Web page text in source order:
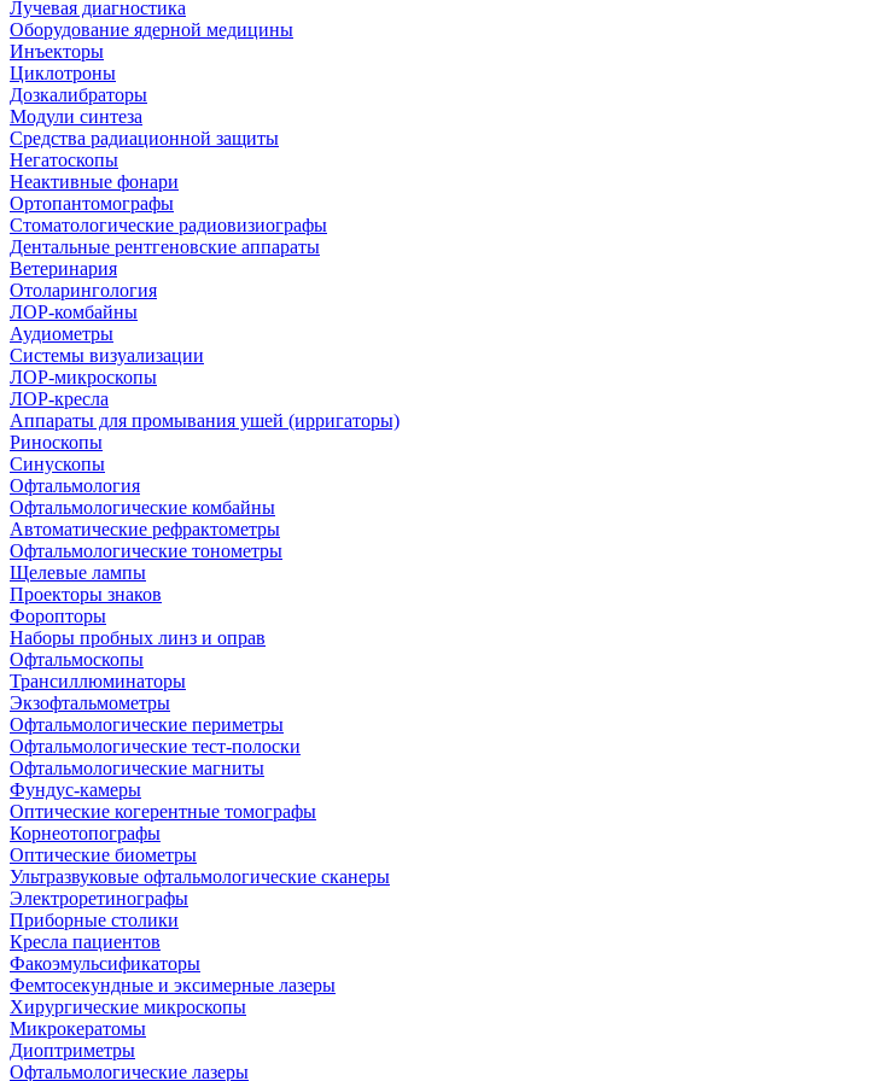
Лучевая диагностика
Оборудование ядерной медицины
Инъекторы
Циклотроны
Дозкалибраторы
Модули синтеза
Средства радиационной защиты
Негатоскопы
Неактивные фонари
Ортопантомографы
Стоматологические радиовизиографы
Дентальные рентгеновские аппараты
Ветеринария
Отоларингология
ЛОР-комбайны
Аудиометры
Системы визуализации
ЛОР-микроскопы
ЛОР-кресла
Аппараты для промывания ушей (ирригаторы)
Риноскопы
Синускопы
Офтальмология
Офтальмологические комбайны
Автоматические рефрактометры
Офтальмологические тонометры
Щелевые лампы
Проекторы знаков
Форопторы
Наборы пробных линз и оправ
Офтальмоскопы
Трансиллюминаторы
Экзофтальмометры
Офтальмологические периметры
Офтальмологические тест-полоски
Офтальмологические магниты
Фундус-камеры
Оптические когерентные томографы
Корнеотопографы
Оптические биометры
Ультразвуковые офтальмологические сканеры
Электроретинографы
Приборные столики
Кресла пациентов
Факоэмульсификаторы
Фемтосекундные и эксимерные лазеры
Хирургические микроскопы
Микрокератомы
Диоптриметры
Офтальмологические лазеры